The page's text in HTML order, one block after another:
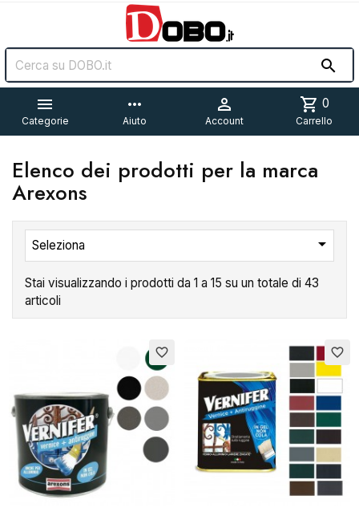


Categorie
more_horiz
Aiuto

Account
shopping_cart 0
Carrello
Elenco dei prodotti per la marca
Arexons
Seleziona 
Stai visualizzando i prodotti da 1 a 15 su un totale di 43
articoli
favorite_border favorite_border